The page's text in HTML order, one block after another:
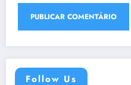
Follow Us